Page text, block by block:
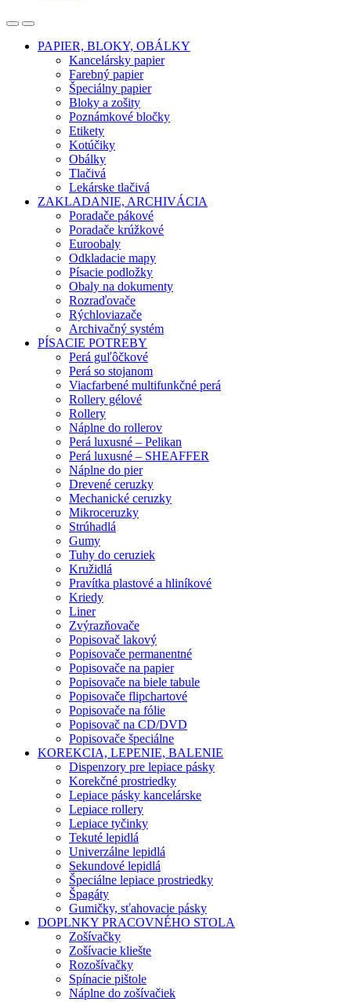
OpenClose
PAPIER, BLOKY, OBÁLKY
Kancelársky papier
Farebný papier
Špeciálny papier
Bloky a zošity
Poznámkové bločky
Etikety
Kotúčiky
Obálky
Tlačivá
Lekárske tlačivá
ZAKLADANIE, ARCHIVÁCIA
Poradače pákové
Poradače krúžkové
Euroobaly
Odkladacie mapy
Písacie podložky
Obaly na dokumenty
Rozraďovače
Rýchloviazače
Archivačný systém
PÍSACIE POTREBY
Perá guľôčkové
Perá so stojanom
Viacfarbené multifunkčné perá
Rollery gélové
Rollery
Náplne do rollerov
Perá luxusné – Pelikan
Perá luxusné – SHEAFFER
Náplne do pier
Drevené ceruzky
Mechanické ceruzky
Mikroceruzky
Strúhadlá
Gumy
Tuhy do ceruziek
Kružidlá
Pravítka plastové a hliníkové
Kriedy
Liner
Zvýrazňovače
Popisovač lakový
Popisovače permanentné
Popisovače na papier
Popisovače na biele tabule
Popisovače flipchartové
Popisovače na fólie
Popisovač na CD/DVD
Popisovače špeciálne
KOREKCIA, LEPENIE, BALENIE
Dispenzory pre lepiace pásky
Korekčné prostriedky
Lepiace pásky kancelárske
Lepiace rollery
Lepiace tyčinky
Tekuté lepidlá
Univerzálne lepidlá
Sekundové lepidlá
Špeciálne lepiace prostriedky
Špagáty
Gumičky, sťahovacie pásky
DOPLNKY PRACOVNÉHO STOLA
Zošívačky
Zošívacie kliešte
Rozošívačky
Spínacie pištole
Náplne do zošívačiek